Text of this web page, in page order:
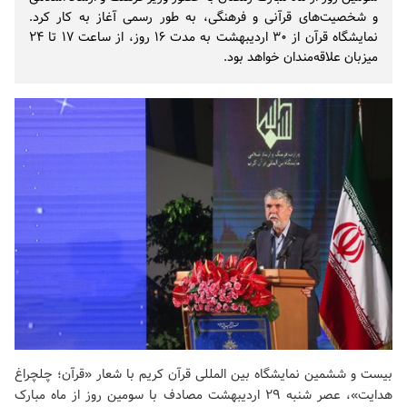
و شخصیت‌های قرآنی و فرهنگی، به طور رسمی آغاز به کار کرد.
نمایشگاه قرآن از ۳۰ اردیبهشت به مدت ۱۶ روز، از ساعت ۱۷ تا ۲۴
میزبان علاقه‌مندان خواهد بود.
بیست و ششمین نمایشگاه بین المللی قرآن کریم با شعار «قرآن؛ چلچراغ
هدایت»، عصر شنبه ۲۹ اردیبهشت مصادف با سومین روز از ماه مبارک